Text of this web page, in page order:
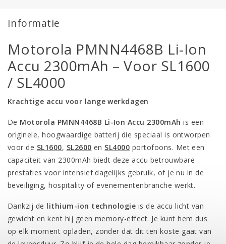
Informatie
Motorola PMNN4468B Li-Ion
Accu 2300mAh – Voor SL1600
/ SL4000
Krachtige accu voor lange werkdagen
De Motorola PMNN4468B Li-Ion Accu 2300mAh is een
originele, hoogwaardige batterij die speciaal is ontworpen
voor de SL1600, SL2600 en SL4000 portofoons. Met een
capaciteit van 2300mAh biedt deze accu betrouwbare
prestaties voor intensief dagelijks gebruik, of je nu in de
beveiliging, hospitality of evenementenbranche werkt.
Dankzij de lithium-ion technologie is de accu licht van
gewicht en kent hij geen memory-effect. Je kunt hem dus
op elk moment opladen, zonder dat dit ten koste gaat van